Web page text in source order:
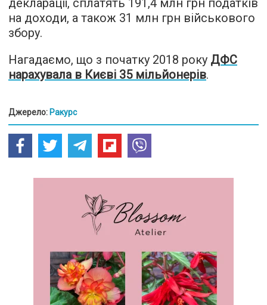
на доходи, а також 31 млн грн військового
збору.
Нагадаємо, що з початку 2018 року ДФС
нарахувала в Києві 35 мільйонерів.
Джерело: Ракурс